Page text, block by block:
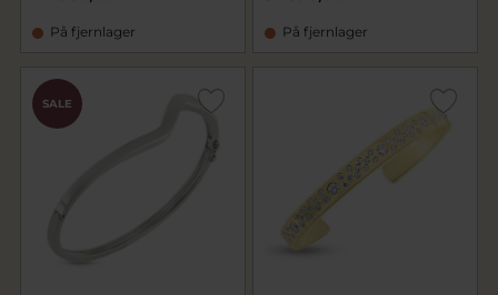
På fjernlager På fjernlager
SALE